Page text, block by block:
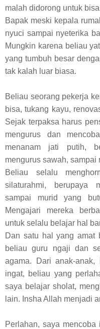
malah didorong untuk
Bapak meski kepala
nyuci sampai nyeterika
Mungkin karena beliau
yang tumbuh besar
tak kalah luar biasa.
Beliau seorang pekerja
bisa, tukang kayu,
Sejak terpaksa harus
mengurus dan
menanam jati putih,
mengurus sawah, sampai
Beliau selalu
silaturahmi, berupaya
sampai murid yang
Mengajari mereka
untuk selalu belajar hal
Dan satu hal yang amat
beliau guru ngaji dan
agama. Dari anak-
ingat, beliau yang
saya belajar sholat,
lain. Insha Allah menjadi
Perlahan, saya